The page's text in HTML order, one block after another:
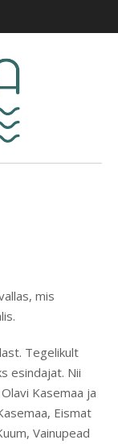
mis
Tegelikult
esindajat. Nii
Kasemaa ja
Eismat
Vainupead